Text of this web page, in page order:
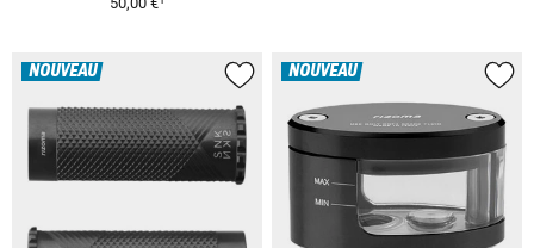
NOUVEAU NOUVEAU